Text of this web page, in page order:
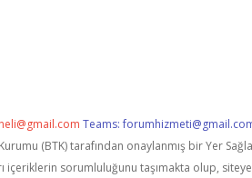
Teams:
(BTK) tarafından onaylanmış bir Yer
içeriklerin sorumluluğunu taşımakta olup,